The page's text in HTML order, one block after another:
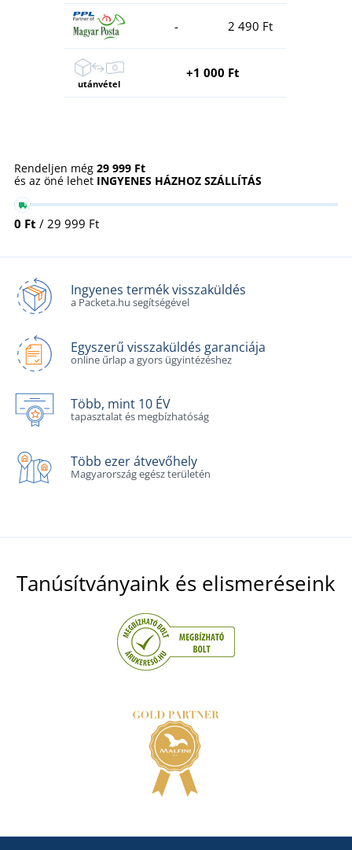
- 2 490 Ft
utánvétel
+1 000 Ft
Rendeljen még 29 999 Ft
és az öné lehet INGYENES HÁZHOZ SZÁLLÍTÁS
0 Ft / 29 999 Ft
Ingyenes termék visszaküldés
a Packeta.hu segítségével
Egyszerű visszaküldés garanciája
online űrlap a gyors ügyintézéshez
Több, mint 10 ÉV
tapasztalat és megbízhatóság
Több ezer átvevőhely
Magyarország egész területén
Tanúsítványaink és elismeréseink